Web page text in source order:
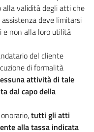
alla validità degli atti che
deve limitarsi
non alla loro utilità
del cliente
di formalità
attività di tale
dal capo della
tutti gli atti
alla tassa indicata